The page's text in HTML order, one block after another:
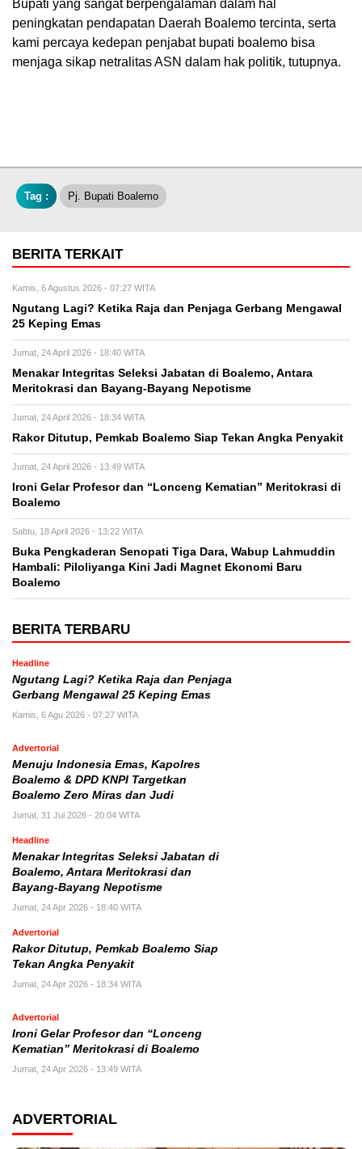
Bupati yang sangat berpengalaman dalam hal
peningkatan pendapatan Daerah Boalemo tercinta, serta
kami percaya kedepan penjabat bupati boalemo bisa
menjaga sikap netralitas ASN dalam hak politik, tutupnya.
Tag : Pj. Bupati Boalemo
BERITA TERKAIT
Kamis, 6 Agustus 2026 - 07:27 WITA
Ngutang Lagi? Ketika Raja dan Penjaga Gerbang Mengawal
25 Keping Emas
Jumat, 24 April 2026 - 18:40 WITA
Menakar Integritas Seleksi Jabatan di Boalemo, Antara
Meritokrasi dan Bayang-Bayang Nepotisme
Jumat, 24 April 2026 - 18:34 WITA
Rakor Ditutup, Pemkab Boalemo Siap Tekan Angka Penyakit
Jumat, 24 April 2026 - 13:49 WITA
Ironi Gelar Profesor dan “Lonceng Kematian” Meritokrasi di
Boalemo
Sabtu, 18 April 2026 - 13:22 WITA
Buka Pengkaderan Senopati Tiga Dara, Wabup Lahmuddin
Hambali: Piloliyanga Kini Jadi Magnet Ekonomi Baru
Boalemo
BERITA TERBARU
Headline
Ngutang Lagi? Ketika Raja dan Penjaga
Gerbang Mengawal 25 Keping Emas
Kamis, 6 Agu 2026 - 07:27 WITA
Advertorial
Menuju Indonesia Emas, Kapolres
Boalemo & DPD KNPI Targetkan
Boalemo Zero Miras dan Judi
Jumat, 31 Jul 2026 - 20:04 WITA
Headline
Menakar Integritas Seleksi Jabatan di
Boalemo, Antara Meritokrasi dan
Bayang-Bayang Nepotisme
Jumat, 24 Apr 2026 - 18:40 WITA
Advertorial
Rakor Ditutup, Pemkab Boalemo Siap
Tekan Angka Penyakit
Jumat, 24 Apr 2026 - 18:34 WITA
Advertorial
Ironi Gelar Profesor dan “Lonceng
Kematian” Meritokrasi di Boalemo
Jumat, 24 Apr 2026 - 13:49 WITA
ADVERTORIAL